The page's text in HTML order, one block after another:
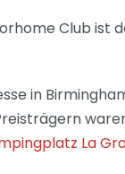
Club ist
in
La